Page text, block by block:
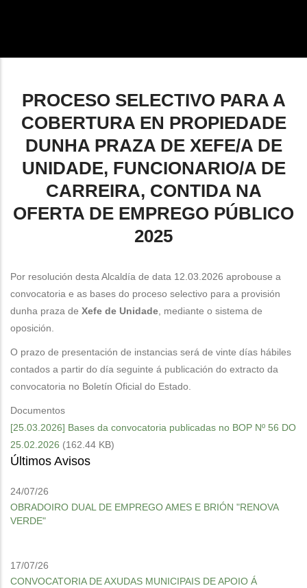
ayuda
la
navegación
PROCESO SELECTIVO PARA A
COBERTURA EN PROPIEDADE
DUNHA PRAZA DE XEFE/A DE
UNIDADE, FUNCIONARIO/A DE
CARREIRA, CONTIDA NA
OFERTA DE EMPREGO PÚBLICO
2025
Por resolución desta Alcaldía de data 12.03.2026 aprobouse a
convocatoria e as bases do proceso selectivo para a provisión
dunha praza de Xefe de Unidade , mediante o sistema de
oposición.
O prazo de presentación de instancias será de vinte días hábiles
contados a partir do día seguinte á publicación do extracto da
convocatoria no Boletín Oficial do Estado.
Documentos
[25.03.2026] Bases da convocatoria publicadas no BOP Nº 56 DO
25.02.2026 (162.44 KB)
Últimos Avisos
24/07/26
OBRADOIRO DUAL DE EMPREGO AMES E BRIÓN "RENOVA
VERDE"
17/07/26
CONVOCATORIA DE AXUDAS MUNICIPAIS DE APOIO Á